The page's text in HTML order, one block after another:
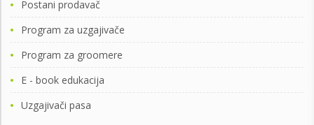
Postani prodavač
Program za uzgajivače
Program za groomere
E - book edukacija
Uzgajivači pasa